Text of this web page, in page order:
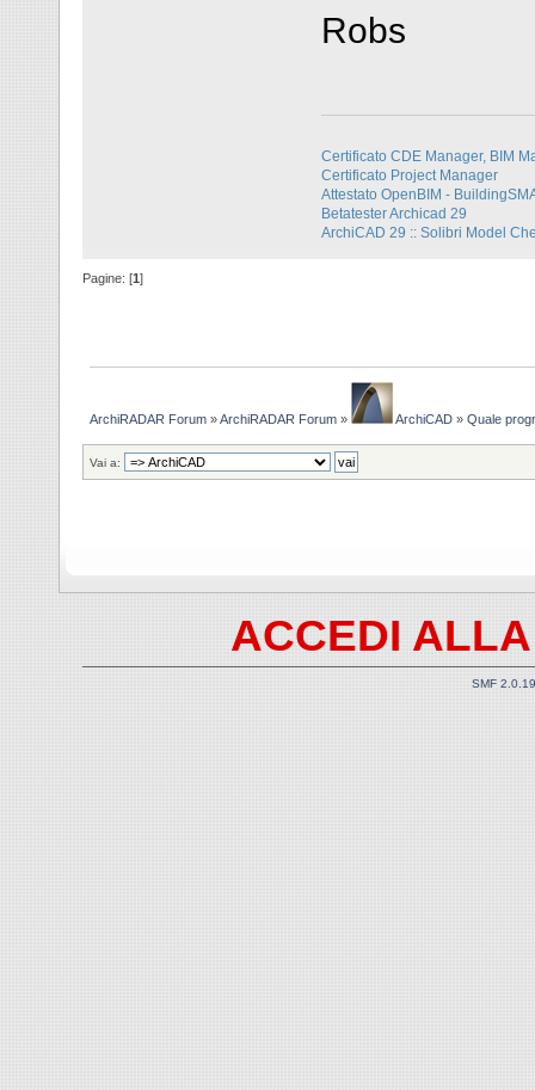
Robs
Certificato CDE Manager, BIM
Certificato Project Manager
Attestato OpenBIM -
Betatester Archicad 29
ArchiCAD 29 :: Solibri Model
Pagine: [1]
ArchiRADAR Forum »ArchiRADAR Forum » ArchiCAD »Quale
Vai a:
ACCEDI
SMF 2.0.19